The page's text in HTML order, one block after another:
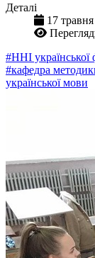
Деталі
17
#ННІ української
#кафедра
української мови